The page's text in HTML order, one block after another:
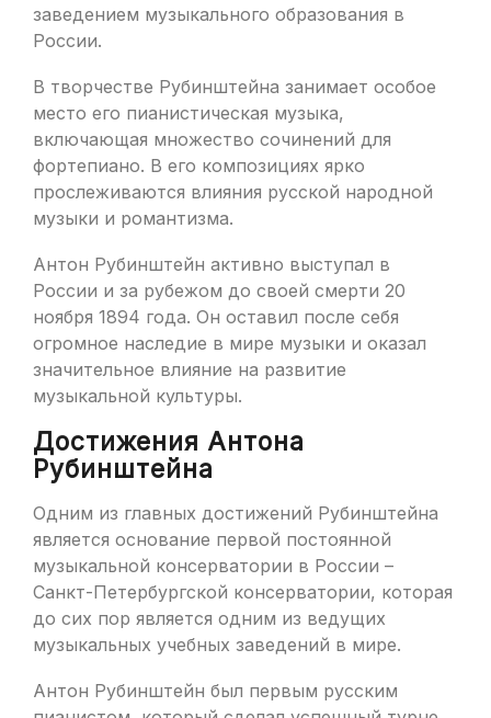
заведением музыкального образования в
России.
В творчестве Рубинштейна занимает особое
место его пианистическая музыка,
включающая множество сочинений для
фортепиано. В его композициях ярко
прослеживаются влияния русской народной
музыки и романтизма.
Антон Рубинштейн активно выступал в
России и за рубежом до своей смерти 20
ноября 1894 года. Он оставил после себя
огромное наследие в мире музыки и оказал
значительное влияние на развитие
музыкальной культуры.
Достижения Антона
Рубинштейна
Одним из главных достижений Рубинштейна
является основание первой постоянной
музыкальной консерватории в России –
Санкт-Петербургской консерватории, которая
до сих пор является одним из ведущих
музыкальных учебных заведений в мире.
Антон Рубинштейн был первым русским